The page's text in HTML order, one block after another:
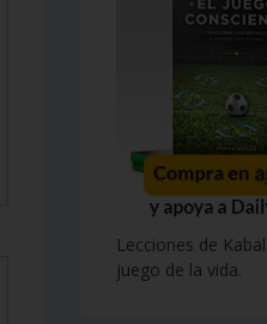
Lecciones de
juego de la vida.